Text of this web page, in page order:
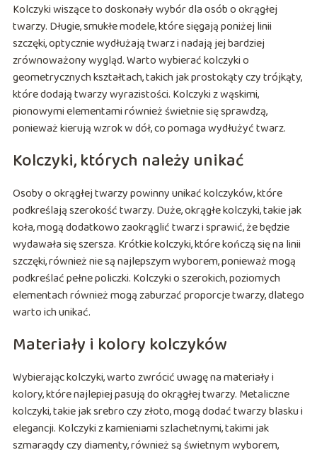
Kolczyki wiszące to doskonały wybór dla osób o okrągłej
twarzy. Długie, smukłe modele, które sięgają poniżej linii
szczęki, optycznie wydłużają twarz i nadają jej bardziej
zrównoważony wygląd. Warto wybierać kolczyki o
geometrycznych kształtach, takich jak prostokąty czy trójkąty,
które dodają twarzy wyrazistości. Kolczyki z wąskimi,
pionowymi elementami również świetnie się sprawdzą,
ponieważ kierują wzrok w dół, co pomaga wydłużyć twarz.
Kolczyki, których należy unikać
Osoby o okrągłej twarzy powinny unikać kolczyków, które
podkreślają szerokość twarzy. Duże, okrągłe kolczyki, takie jak
koła, mogą dodatkowo zaokrąglić twarz i sprawić, że będzie
wydawała się szersza. Krótkie kolczyki, które kończą się na linii
szczęki, również nie są najlepszym wyborem, ponieważ mogą
podkreślać pełne policzki. Kolczyki o szerokich, poziomych
elementach również mogą zaburzać proporcje twarzy, dlatego
warto ich unikać.
Materiały i kolory kolczyków
Wybierając kolczyki, warto zwrócić uwagę na materiały i
kolory, które najlepiej pasują do okrągłej twarzy. Metaliczne
kolczyki, takie jak srebro czy złoto, mogą dodać twarzy blasku i
elegancji. Kolczyki z kamieniami szlachetnymi, takimi jak
szmaragdy czy diamenty, również są świetnym wyborem,